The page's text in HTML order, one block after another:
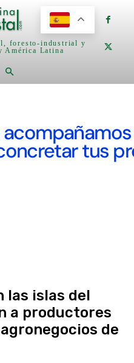
foresto-industrial y
América Latina
las islas del
a productores
de